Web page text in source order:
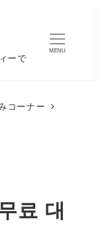
ーで
MENU
コーナー
료 대